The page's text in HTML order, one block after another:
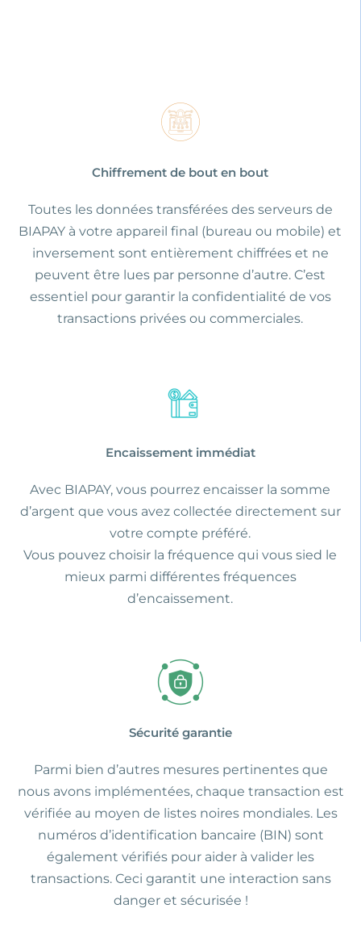
Chiffrement de bout en bout
Toutes les données transférées des serveurs de
BIAPAY à votre appareil final (bureau ou mobile) et
inversement sont entièrement chiffrées et ne
peuvent être lues par personne d’autre. C’est
essentiel pour garantir la confidentialité de vos
transactions privées ou commerciales.
Encaissement immédiat
Avec BIAPAY, vous pourrez encaisser la somme
d’argent que vous avez collectée directement sur
votre compte préféré.
Vous pouvez choisir la fréquence qui vous sied le
mieux parmi différentes fréquences
d’encaissement.
Sécurité garantie
Parmi bien d’autres mesures pertinentes que
nous avons implémentées, chaque transaction est
vérifiée au moyen de listes noires mondiales. Les
numéros d’identification bancaire (BIN) sont
également vérifiés pour aider à valider les
transactions. Ceci garantit une interaction sans
danger et sécurisée !